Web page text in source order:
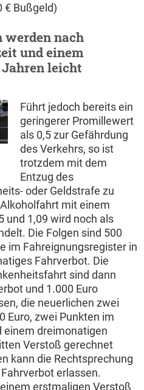
€ Bußgeld)
werden nach
und einem
leicht
Führt jedoch bereits ein
geringerer Promillewert
als 0,5 zur Gefährdung
des Verkehrs, so ist
trotzdem mit dem
Entzug des
oder Geldstrafe zu
mit einem
und 1,09 wird noch als
Die Folgen sind 500
im Fahreignungsregister in
Fahrverbot. Die
sind dann
und 1.000 Euro
die neuerlichen zwei
Euro, zwei Punkten im
einem dreimonatigen
Verstoß gerechnet
kann die Rechtsprechung
erlassen.
erstmaligen Verstoß